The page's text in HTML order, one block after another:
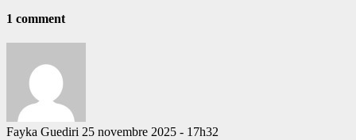
1 comment
Fayka Guediri 25 novembre 2025 - 17h32